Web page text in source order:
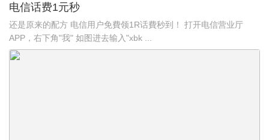
电信话费1元秒
还是原来的配方 电信用户免費领1R话費秒到！ 打开电信营业厅
APP，右下角"我" 如图进去输入"xbk ...